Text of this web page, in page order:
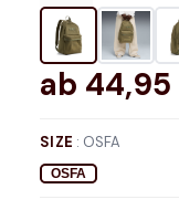
ab 44,95
SIZE : OSFA
OSFA